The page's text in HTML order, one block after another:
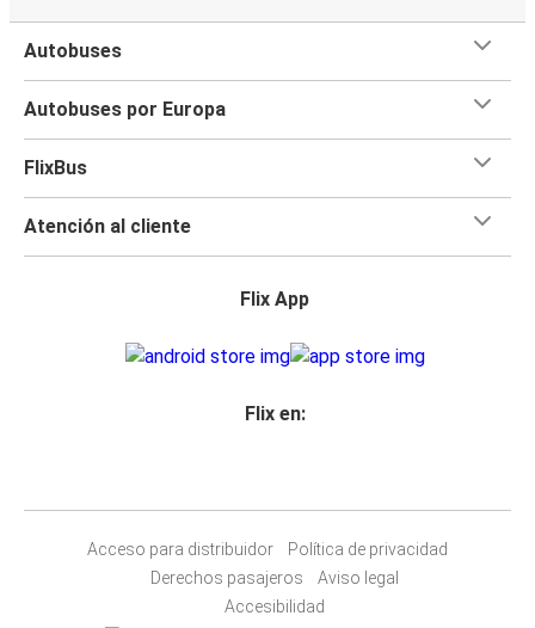
Autobuses
Autobuses por Europa
FlixBus
Atención al cliente
Flix App
Flix en:
Acceso para distribuidor
Política de privacidad
Derechos pasajeros
Aviso legal
Accesibilidad